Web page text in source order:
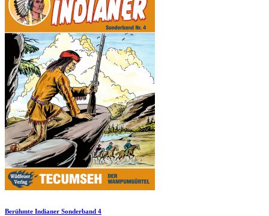
Berühmte Indianer Sonderband 4